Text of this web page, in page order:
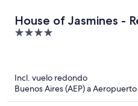
House of Jasmines -
Châteaux
4
5Incl. vuelo redondo
Buenos Aires (AEP) a
Güemes (SLA)